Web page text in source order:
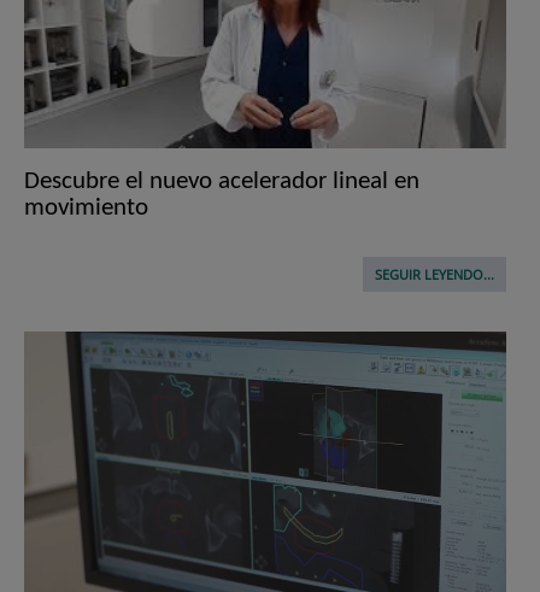
Descubre el nuevo acelerador lineal en
movimiento
SEGUIR LEYENDO...